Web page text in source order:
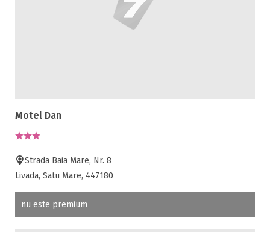
Motel Dan
Strada Baia Mare, Nr. 8
Livada, Satu Mare, 447180
nu este premium